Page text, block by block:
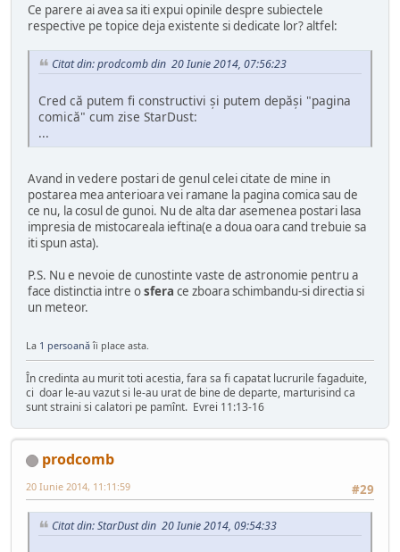
Ce parere ai avea sa iti expui opinile despre subiectele
respective pe topice deja existente si dedicate lor? altfel:
Citat din: prodcomb din 20 Iunie 2014, 07:56:23
Cred că putem fi constructivi şi putem depăşi "pagina
comică" cum zise StarDust:
...
Avand in vedere postari de genul celei citate de mine in
postarea mea anterioara vei ramane la pagina comica sau de
ce nu, la cosul de gunoi. Nu de alta dar asemenea postari lasa
impresia de mistocareala ieftina(e a doua oara cand trebuie sa
iti spun asta).
P.S. Nu e nevoie de cunostinte vaste de astronomie pentru a
face distinctia intre osfera ce zboara schimbandu-si directia si
un meteor.
La 1 persoanăîi place asta.
În credinta au murit toti acestia, fara sa fi capatat lucrurile fagaduite,
ci doar le-au vazut si le-au urat de bine de departe, marturisind ca
sunt straini si calatori pe pamînt. Evrei 11:13-16
prodcomb
#29
20 Iunie 2014, 11:11:59
Citat din: StarDust din 20 Iunie 2014, 09:54:33